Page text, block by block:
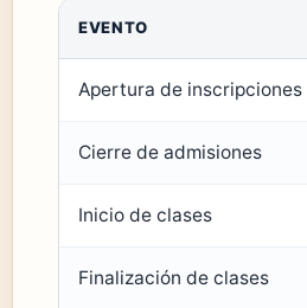
EVENTO
Apertura de inscripciones
Cierre de admisiones
Inicio de clases
Finalización de clases